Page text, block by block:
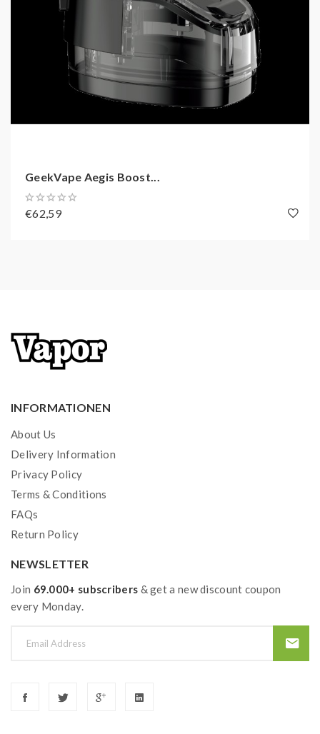
Tankvolumen: 3,0 ml
Side-Filling-System
Airflow Control
USB-
INFORMATIONEN NACH
Importeur:
Firma: InnoCigs GmbH & Co. KG
Adresse: 605, Building l, Qianhai Kexing Science
Park, LaborCommunity,Xixiang Street, Bao'an
Gebrauchtsinformationen (BPZ):
Produkthinweise-PDF öffnen
GeekVape Aegis Boost...
€62,59
INFORMATIONEN
About Us
Delivery Information
Privacy Policy
Terms & Conditions
FAQs
Return Policy
NEWSLETTER
Join 69.000+ subscribers & get a new discount coupon
every Monday.